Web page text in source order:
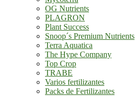
OG Nutrients
PLAGRON
Plant Success
Snoop´s Premium Nutrients
Terra Aquatica
The Hype Company
Top Crop
TRABE
Varios fertilizantes
Packs de Fertilizantes